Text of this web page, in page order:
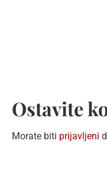
Ostavite
Morate biti prijavljeni